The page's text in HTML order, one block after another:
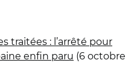
traitées : l’arrêté pour
enfin paru (6 octobre